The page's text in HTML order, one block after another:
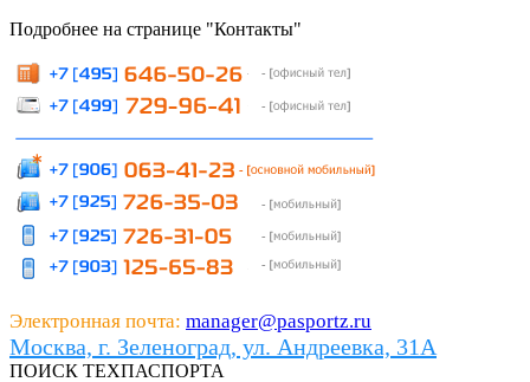
Подробнее на странице "Контакты"
Электронная почта: manager@pasportz.ru
Москва, г. Зеленоград, ул. Андреевка, 31А
ПОИСК ТЕХПАСПОРТА